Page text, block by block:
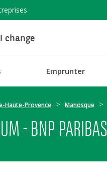
change
Emprunter
Haute-Provence Manosque
- BNP PARIBAS